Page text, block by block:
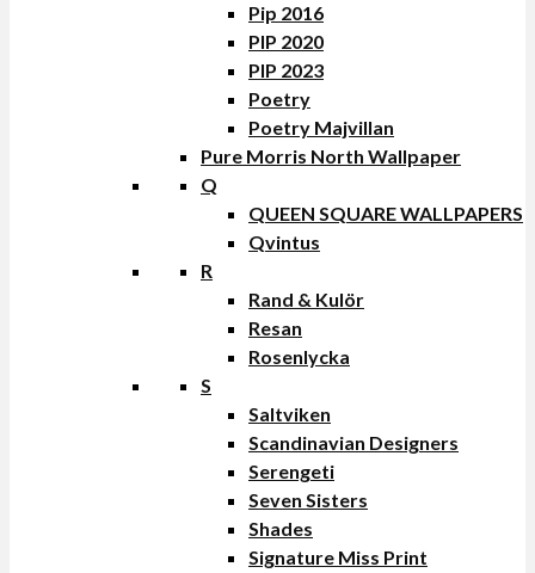
Pip 2016
PIP 2020
PIP 2023
Poetry
Poetry Majvillan
Pure Morris North Wallpaper
Q
QUEEN SQUARE WALLPAPERS
Qvintus
R
Rand & Kulör
Resan
Rosenlycka
S
Saltviken
Scandinavian Designers
Serengeti
Seven Sisters
Shades
Signature Miss Print